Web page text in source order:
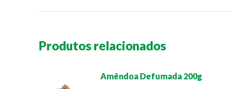
Produtos relacionados
Amêndoa Defumada 200g